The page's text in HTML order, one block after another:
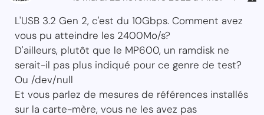
L'USB 3.2 Gen 2, c'est du 10Gbps. Comment avez
vous pu atteindre les 2400Mo/s?
D'ailleurs, plutôt que le MP600, un ramdisk ne
serait-il pas plus indiqué pour ce genre de test?
Ou /dev/null
Et vous parlez de mesures de références installés
sur la carte-mère, vous ne les avez pas